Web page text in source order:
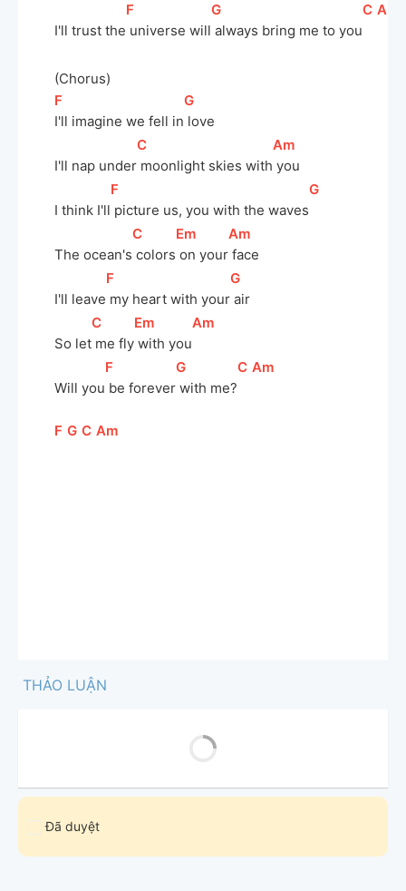
I'll trust the
[F
universe will
[
G
always bring me to you
[
C ]
[
Am
(Chorus)
[F
I'll imagine we fell in
[
G
love
I'll nap under
[
C
moonlight skies with
[
Am
you
I think I'll
[F
picture us, you with the waves
[
G
The ocean's
[
C
colors
[Em
on your
[
Am
face
I'll leave
[F
my heart with your
[
G
air
So let
[
C
me fly
[Em
with you
[
Am
Will you
[F
be forever
[
G
with me?
[
C ]
[
Am
[F ]
[
G ]
[
C ]
[
Am
THẢO LUẬN
Đã duyệt